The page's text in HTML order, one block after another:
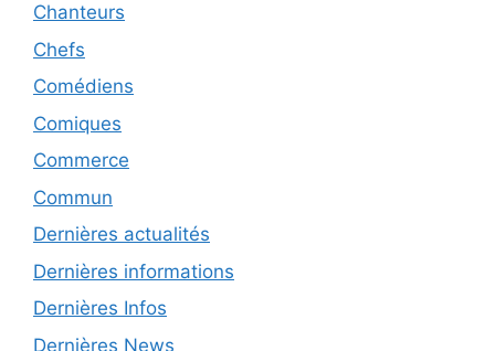
Chanteurs
Chefs
Comédiens
Comiques
Commerce
Commun
Dernières actualités
Dernières informations
Dernières Infos
Dernières News